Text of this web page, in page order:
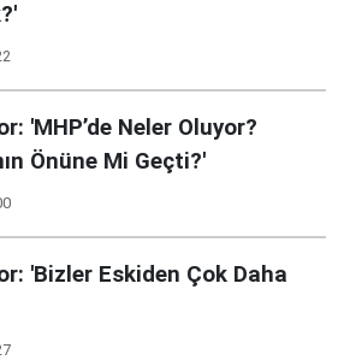
'MHP’de Neler Oluyor?
Önüne Mi Geçti?'
'Bizler Eskiden Çok Daha